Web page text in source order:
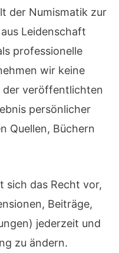
der Numismatik zur
Leidenschaft
professionelle
wir keine
der veröffentlichten
persönlicher
Quellen, Büchern
sich das Recht vor,
Beiträge,
jederzeit und
zu ändern.